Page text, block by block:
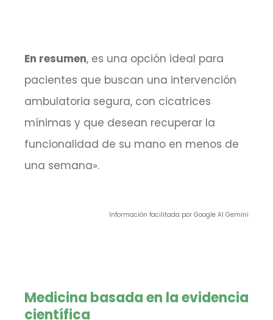
En resumen, es una opción ideal para
pacientes que buscan una intervención
ambulatoria segura, con cicatrices
mínimas y que desean recuperar la
funcionalidad de su mano en menos de
una semana».
Información facilitada por Google AI Gemini
Medicina basada en la evidencia
científica